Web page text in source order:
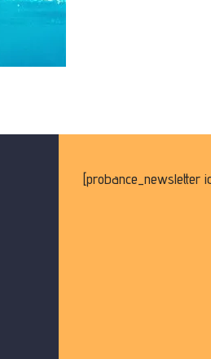
[probance_newsletter